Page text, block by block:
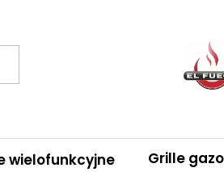
wielofunkcyjne Grille